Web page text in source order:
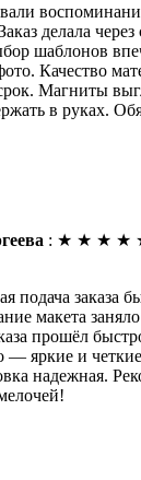
делала
шаблонов
Качество
Магниты
в руках.
: ★ ★ ★ ★
подача заказа
макета
прошёл
— яркие и
надежная.